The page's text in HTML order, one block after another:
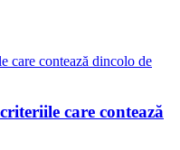
care contează